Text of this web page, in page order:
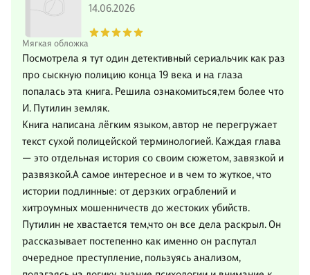
Мягкая обложка
14.06.2026
Посмотрела я тут один детективный сериальчик как раз
про сыскную полицию конца 19 века и на глаза
попалась эта книга. Решила ознакомиться,тем более что
И. Путилин земляк.
Книга написана лёгким языком, автор не перегружает
текст сухой полицейской терминологией. Каждая глава
— это отдельная история со своим сюжетом, завязкой и
развязкой.А самое интересное и в чем то жуткое, что
истории подлинные: от дерзких ограблений и
хитроумных мошенничеств до жестоких убийств.
Путилин не хвастается тем,что он все дела раскрыл. Он
рассказывает постепенно как именно он распутал
очередное преступление, пользуясь анализом,